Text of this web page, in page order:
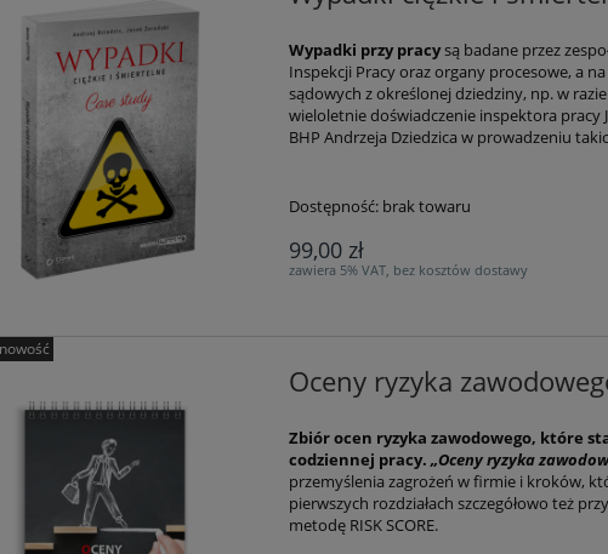
Wypadki przy pracysą badane przez
Inspekcji Pracy oraz organy procesowe, a
sądowych z określonej dziedziny, np. w
wieloletnie doświadczenie inspektora pracy
BHP Andrzeja Dziedzica w prowadzeniu
Dostępność: brak towaru
99,00 zł
zawiera 5% VAT, bez kosztów dostawy
Oceny ryzyka
Zbiór ocen ryzyka zawodowego, które
codziennej pracy. „Oceny ryzyka
przemyślenia zagrożeń w firmie i kroków,
pierwszych rozdziałach szczegółowo też
metodę RISK SCORE.
nowość